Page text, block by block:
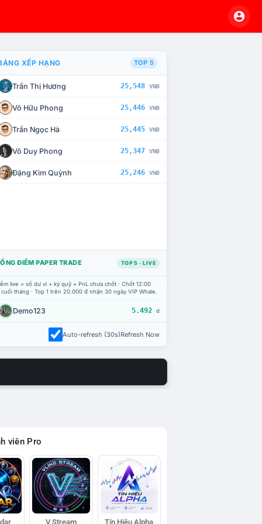
CHẾ TÀI XỬ LÝ VI PHẠM
XẾP HẠNG TOP 5
Trần Thị Hương 25,548 VNĐ
Võ Hữu Phong 25,446 VNĐ
Trần Ngọc Hà 25,445 VNĐ
Võ Duy Phong 25,347 VNĐ
Đặng Kim Quỳnh 25,246 VNĐ
ĐIỂM PAPER TRADE TOP 5 · LIVE
live = số dư ví + ký quỹ + PnL chưa chốt · Chốt 12:00
tháng · Top 1 trên 20.000 đ nhận 30 ngày VIP Whale.
Demo123 5.492 đ
Auto-refresh (30s)Refresh Now
viên Pro
V Stream Tín Hiệu Alpha